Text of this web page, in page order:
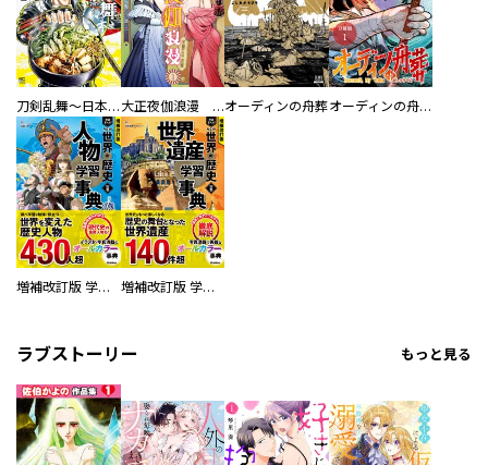
刀剣乱舞～日本号つれづれ酒～ 大正夜伽浪漫 －金曜日の花嫁—オーディンの舟葬 オーディンの舟葬 分冊版
増補改訂版 学研まんが NEW世界の歴史 別巻 人物学習事典 増補改訂版 学研まんが NEW世界の歴史 別巻 世界遺産学習事典
ラブストーリー もっと見る